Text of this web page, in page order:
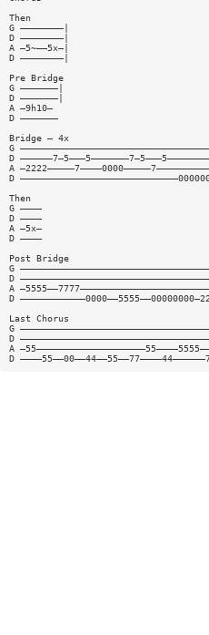
Then
G ————————|
D ————————|
A —5~——5x—|
D ————————|
Pre Bridge
G ———————|
D ———————|
A —9h10—
D ———————
Bridge — 4x
G
D
A
D
Then
G ————
D ————
A —5x—
D ————
Post Bridge
G
D
A
D
Last Chorus
G
D
A
D